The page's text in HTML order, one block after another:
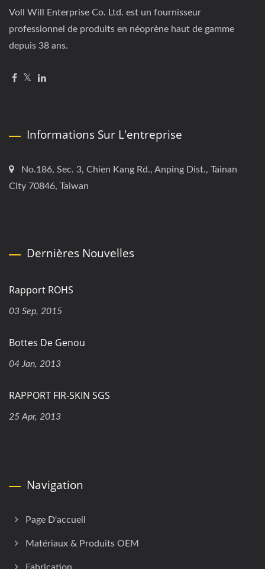
Voll Will Enterprise Co. Ltd. est un fournisseur
professionnel de produits en néoprène haut de gamme
depuis 38 ans.
Informations Sur L'entreprise
No.186, Sec. 3, Chien Kang Rd., Anping Dist., Tainan
City 70846, Taiwan
Dernières Nouvelles
Rapport ROHS
03 Sep, 2015
Bottes De Genou
04 Jan, 2013
RAPPORT FIR-SKIN SGS
25 Apr, 2013
Navigation
Page D'accueil
Matériaux & Produits OEM